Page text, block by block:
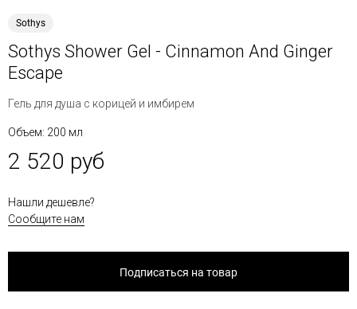
Sothys
Sothys Shower Gel - Cinnamon And Ginger
Escape
Гель для душа с корицей и имбирем
Объем: 200 мл
2 520 руб
Нашли дешевле?
Сообщите нам
Подписаться на товар